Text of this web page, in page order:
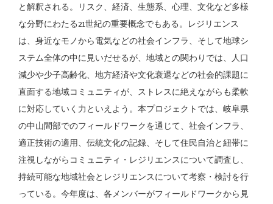
と解釈される。リスク、経済、生態系、心理、文化など多様
な分野にわたる21世紀の重要概念でもある。レジリエンス
は、身近なモノから電気などの社会インフラ、そして地球シ
ステム全体の中に見いだせるが、地域との関わりでは、人口
減少や少子高齢化、地方経済や文化衰退などの社会的課題に
直面する地域コミュニティが、ストレスに絶えながらも柔軟
に対応していく力といえよう。本プロジェクトでは、岐阜県
の中山間部でのフィールドワークを通じて、社会インフラ、
適正技術の適用、伝統文化の記録、そして住民自治と紐帯に
注視しながらコミュニティ・レジリエンスについて調査し、
持続可能な地域社会とレジリエンスについて考察・検討を行
っている。今年度は、各メンバーがフィールドワークから見